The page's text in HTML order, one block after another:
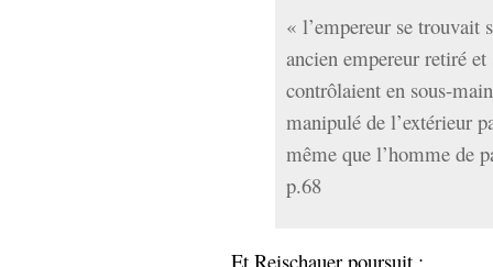
« l’empereur se trouvait
ancien empereur retiré
contrôlaient en sous-
manipulé de l’extérieur
même que l’homme de
p.68
Et Reischauer poursuit :